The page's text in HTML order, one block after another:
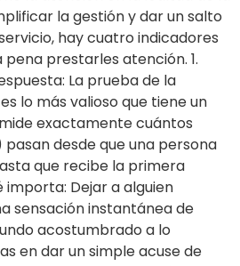
la gestión y dar un salto
hay cuatro indicadores
prestarles atención. 1.
La prueba de la
lo más valioso que tiene un
exactamente cuántos
desde que una persona
que recibe la primera
Dejar a alguien
sensación instantánea de
acostumbrado a lo
en dar un simple acuse de